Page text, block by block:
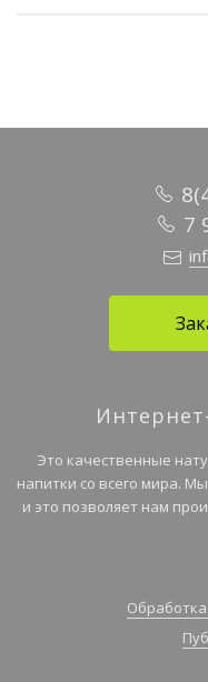
7
Это качественные
напитки со всего мира.
и это позволяет нам